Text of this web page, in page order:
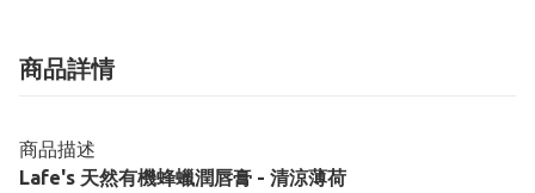
商品詳情
商品描述
Lafe's 天然有機蜂蠟潤唇膏 - 清涼薄荷